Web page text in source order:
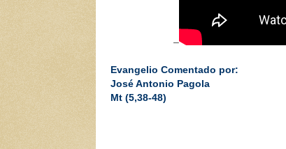
–
Evangelio Comentado por:
José Antonio Pagola
Mt (5,38-48)